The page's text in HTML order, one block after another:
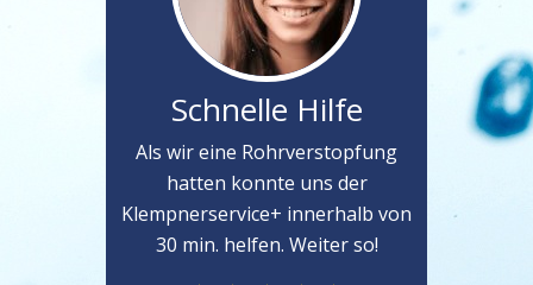
Schnelle Hilfe
Als wir eine Rohrverstopfung
hatten konnte uns der
Klempnerservice+ innerhalb von
30 min. helfen. Weiter so!